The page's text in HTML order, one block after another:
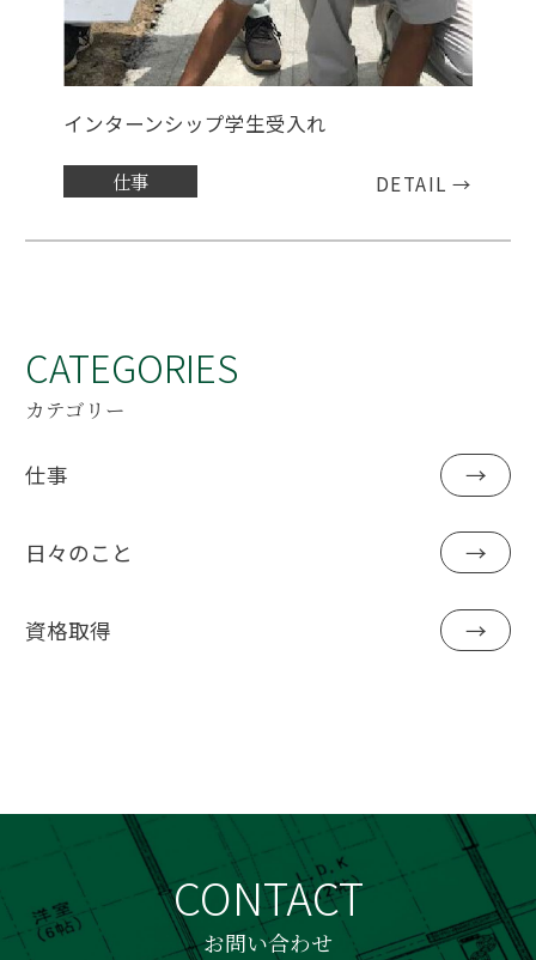
インターンシップ学生受入れ
仕事 DETAIL →
CATEGORIES
カテゴリー
仕事 →
日々のこと →
資格取得 →
CONTACT
お問い合わせ